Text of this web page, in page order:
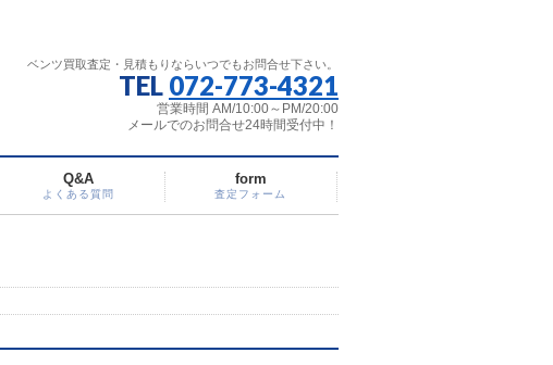
ベンツ買取査定・見積もりならいつでもお問合せ下さい。
TEL 072-773-4321
営業時間 AM/10:00～PM/20:00
メールでのお問合せ24時間受付中！
Q&A
よくある質問
form
査定フォーム